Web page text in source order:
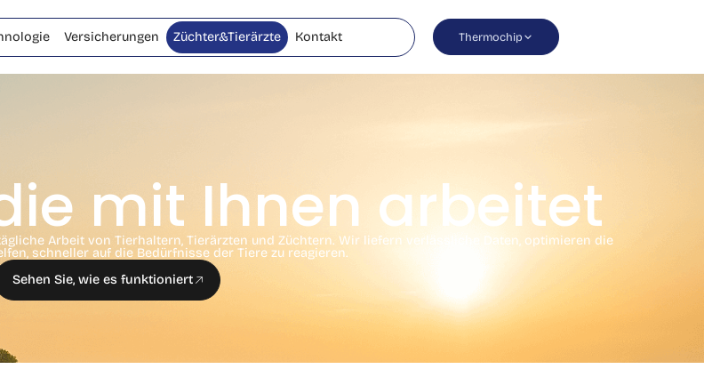
Versicherungen Züchter&Tierärzte Kontakt Thermochip
mit Ihnen arbeitet
Arbeit von Tierhaltern, Tierärzten und Züchtern. Wir liefern verlässliche Daten, optimieren die
schneller auf die Bedürfnisse der Tiere zu reagieren.
Sehen Sie, wie es funktioniert